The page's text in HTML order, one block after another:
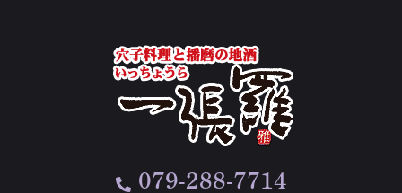
079-288-7714